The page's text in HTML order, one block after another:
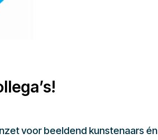
voor beeldend kunstenaars én